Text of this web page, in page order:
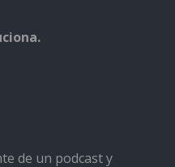
de un podcast y